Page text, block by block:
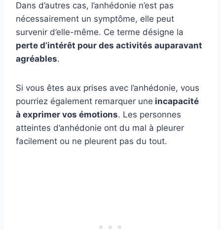
Dans d’autres cas, l’anhédonie n’est pas
nécessairement un symptôme, elle peut
survenir d’elle-même. Ce terme désigne la
perte d’intérêt pour des activités auparavant
agréables.
Si vous êtes aux prises avec l’anhédonie, vous
pourriez également remarquer une incapacité
à exprimer vos émotions. Les personnes
atteintes d’anhédonie ont du mal à pleurer
facilement ou ne pleurent pas du tout.